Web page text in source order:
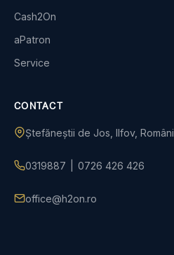
Cash2On
aPatron
Service
CONTACT
Ștefăneștii de Jos, Ilfov,
0319887 0726 426 426
office@h2on.ro